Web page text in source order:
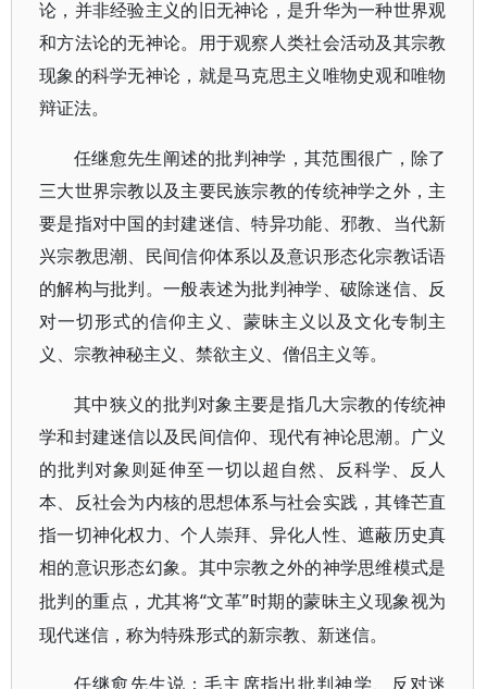
论，并非经验主义的旧无神论，是升华为一种世界观
和方法论的无神论。用于观察人类社会活动及其宗教
现象的科学无神论，就是马克思主义唯物史观和唯物
辩证法。
任继愈先生阐述的批判神学，其范围很广，除了
三大世界宗教以及主要民族宗教的传统神学之外，主
要是指对中国的封建迷信、特异功能、邪教、当代新
兴宗教思潮、民间信仰体系以及意识形态化宗教话语
的解构与批判。一般表述为批判神学、破除迷信、反
对一切形式的信仰主义、蒙昧主义以及文化专制主
义、宗教神秘主义、禁欲主义、僧侣主义等。
其中狭义的批判对象主要是指几大宗教的传统神
学和封建迷信以及民间信仰、现代有神论思潮。广义
的批判对象则延伸至一切以超自然、反科学、反人
本、反社会为内核的思想体系与社会实践，其锋芒直
指一切神化权力、个人崇拜、异化人性、遮蔽历史真
相的意识形态幻象。其中宗教之外的神学思维模式是
批判的重点，尤其将“文革”时期的蒙昧主义现象视为
现代迷信，称为特殊形式的新宗教、新迷信。
任继愈先生说：毛主席指出批判神学、反对迷